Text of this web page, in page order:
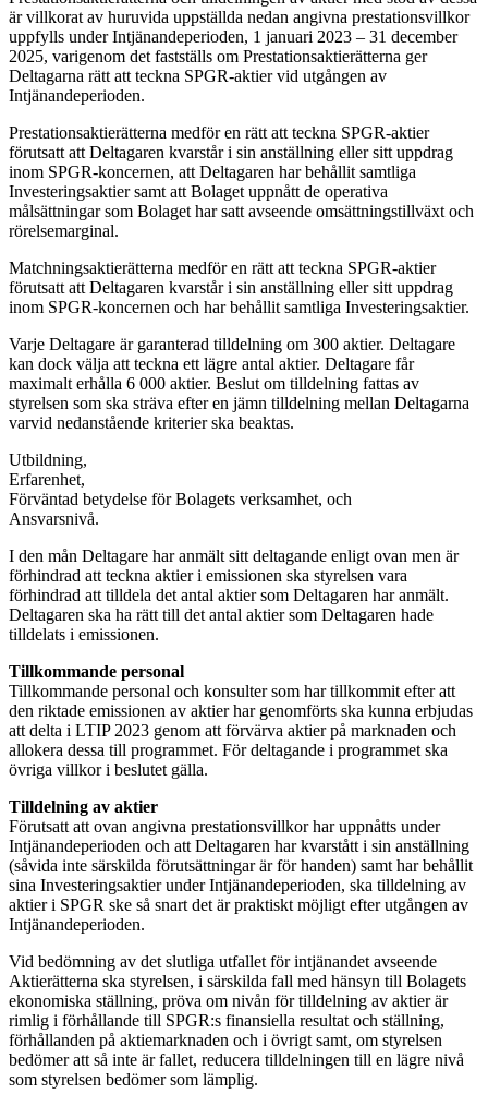
är villkorat av huruvida uppställda nedan angivna prestationsvillkor
uppfylls under Intjänandeperioden, 1 januari 2023 – 31 december
2025, varigenom det fastställs om Prestationsaktierätterna ger
Deltagarna rätt att teckna SPGR-aktier vid utgången av
Intjänandeperioden.
Prestationsaktierätterna medför en rätt att teckna SPGR-aktier
förutsatt att Deltagaren kvarstår i sin anställning eller sitt uppdrag
inom SPGR-koncernen, att Deltagaren har behållit samtliga
Investeringsaktier samt att Bolaget uppnått de operativa
målsättningar som Bolaget har satt avseende omsättningstillväxt och
rörelsemarginal.
Matchningsaktierätterna medför en rätt att teckna SPGR-aktier
förutsatt att Deltagaren kvarstår i sin anställning eller sitt uppdrag
inom SPGR-koncernen och har behållit samtliga Investeringsaktier.
Varje Deltagare är garanterad tilldelning om 300 aktier. Deltagare
kan dock välja att teckna ett lägre antal aktier. Deltagare får
maximalt erhålla 6 000 aktier. Beslut om tilldelning fattas av
styrelsen som ska sträva efter en jämn tilldelning mellan Deltagarna
varvid nedanstående kriterier ska beaktas.
Utbildning,
Erfarenhet,
Förväntad betydelse för Bolagets verksamhet, och
Ansvarsnivå.
I den mån Deltagare har anmält sitt deltagande enligt ovan men är
förhindrad att teckna aktier i emissionen ska styrelsen vara
förhindrad att tilldela det antal aktier som Deltagaren har anmält.
Deltagaren ska ha rätt till det antal aktier som Deltagaren hade
tilldelats i emissionen.
Tillkommande personal
Tillkommande personal och konsulter som har tillkommit efter att
den riktade emissionen av aktier har genomförts ska kunna erbjudas
att delta i LTIP 2023 genom att förvärva aktier på marknaden och
allokera dessa till programmet. För deltagande i programmet ska
övriga villkor i beslutet gälla.
Tilldelning av aktier
Förutsatt att ovan angivna prestationsvillkor har uppnåtts under
Intjänandeperioden och att Deltagaren har kvarstått i sin anställning
(såvida inte särskilda förutsättningar är för handen) samt har behållit
sina Investeringsaktier under Intjänandeperioden, ska tilldelning av
aktier i SPGR ske så snart det är praktiskt möjligt efter utgången av
Intjänandeperioden.
Vid bedömning av det slutliga utfallet för intjänandet avseende
Aktierätterna ska styrelsen, i särskilda fall med hänsyn till Bolagets
ekonomiska ställning, pröva om nivån för tilldelning av aktier är
rimlig i förhållande till SPGR:s finansiella resultat och ställning,
förhållanden på aktiemarknaden och i övrigt samt, om styrelsen
bedömer att så inte är fallet, reducera tilldelningen till en lägre nivå
som styrelsen bedömer som lämplig.